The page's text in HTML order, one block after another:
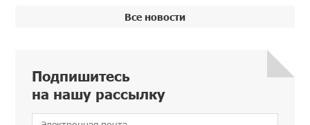
Все новости
Подпишитесь
на нашу рассылку